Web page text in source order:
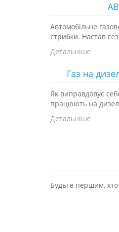
Автомобільне
стрибки. Настав
Детальніше
Газ на
Як виправдовує
працюють на
Детальніше
Будьте першим,